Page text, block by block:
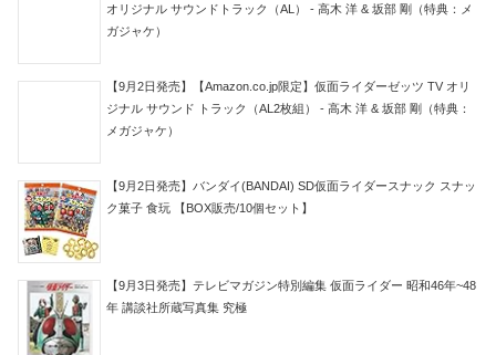
オリジナル サウンドトラック（AL） - 高木 洋 & 坂部 剛（特典：メ
ガジャケ）
【9月2日発売】【Amazon.co.jp限定】仮面ライダーゼッツ TV オリ
ジナル サウンド トラック（AL2枚組） - 高木 洋 & 坂部 剛（特典：
メガジャケ）
【9月2日発売】バンダイ(BANDAI) SD仮面ライダースナック スナッ
ク菓子 食玩 【BOX販売/10個セット】
【9月3日発売】テレビマガジン特別編集 仮面ライダー 昭和46年~48
年 講談社所蔵写真集 究極